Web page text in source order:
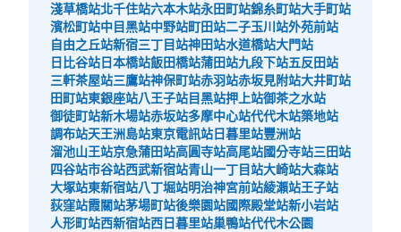
淺草橋站北千住站六本木站永田町站錦糸町站大手町站
濱松町站中目黑站中野站町田站二子玉川站外苑前站
自由之丘站新宿三丁目站神田站水道橋站大門站
日比谷站日本橋站飯田橋站蒲田站九段下站五反田站
三軒茶屋站三鷹站神保町站赤羽站赤坂見附站大井町站
田町站東銀座站八王子站目黑站押上站御茶之水站
御徒町站新木場站赤坂站多摩中心站代代木站築地站
調布站天王洲島站東京電訊站日暮里站豐洲站
溜池山王站京急蒲田站高圓寺站高尾站國分寺站三田站
四谷站市谷站西武新宿站青山一丁目站大崎站大森站
大塚站東新宿站八丁堀站明治神宮前站綾瀨站王子站
荻窪站霞關站茅場町站後樂園站國際殿堂站新小岩站
人形町站西新宿站西日暮里站巢鴨站代代木公園